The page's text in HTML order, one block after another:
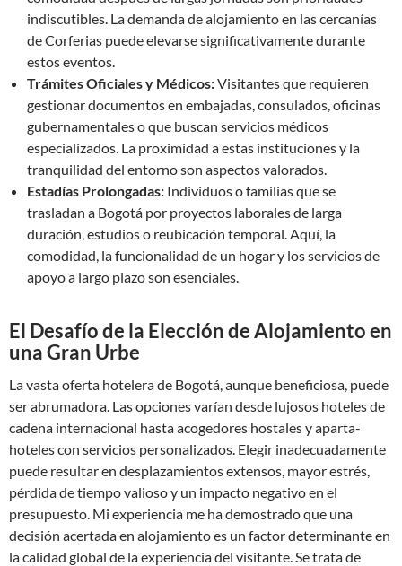
indiscutibles. La demanda de alojamiento en las cercanías
de Corferias puede elevarse significativamente durante
estos eventos.
Trámites Oficiales y Médicos:Visitantes que requieren
gestionar documentos en embajadas, consulados, oficinas
gubernamentales o que buscan servicios médicos
especializados. La proximidad a estas instituciones y la
tranquilidad del entorno son aspectos valorados.
Estadías Prolongadas: Individuos o familias que se
trasladan a Bogotá por proyectos laborales de larga
duración, estudios o reubicación temporal. Aquí, la
comodidad, la funcionalidad de un hogar y los servicios de
apoyo a largo plazo son esenciales.
El Desafío de la Elección de Alojamiento en
una Gran Urbe
La vasta oferta hotelera de Bogotá, aunque beneficiosa, puede
ser abrumadora. Las opciones varían desde lujosos hoteles de
cadena internacional hasta acogedores hostales y aparta-
hoteles con servicios personalizados. Elegir inadecuadamente
puede resultar en desplazamientos extensos, mayor estrés,
pérdida de tiempo valioso y un impacto negativo en el
presupuesto. Mi experiencia me ha demostrado que una
decisión acertada en alojamiento es un factor determinante en
la calidad global de la experiencia del visitante. Se trata de